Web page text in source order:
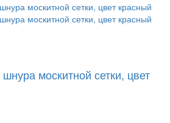
москитной сетки, цвет